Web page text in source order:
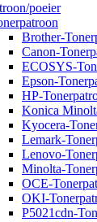
poeier
Brother-
Canon-
ECOSYS-
Epson-
HP-
Konica
Kyocera-
Lemark-
Lenovo-
Minolta-
OCE-
OKI-
P5021cdn-